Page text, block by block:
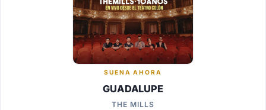
SUENA AHORA
GUADALUPE
THE MILLS